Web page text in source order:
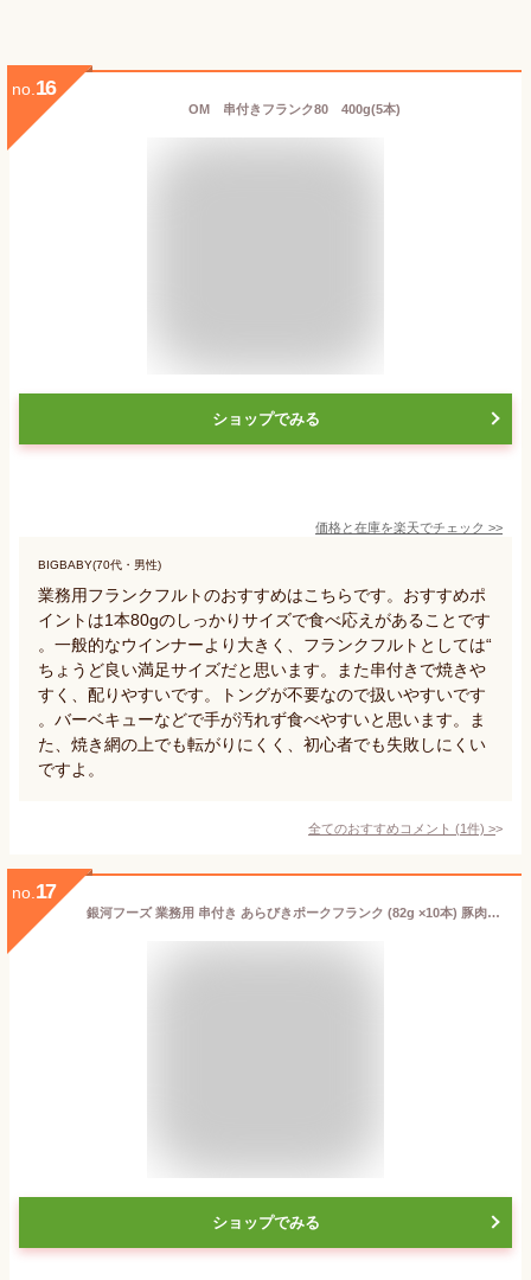
no. 16
OM 串付きフランク80 400g(5本)
ショップでみる
価格と在庫を楽天でチェック >>
BIGBABY(70代・男性)
業務用フランクフルトのおすすめはこちらです。おすすめポ
イントは1本80gのしっかりサイズで食べ応えがあることです
。一般的なウインナーより大きく、フランクフルトとしては“
ちょうど良い満足サイズだと思います。また串付きで焼きや
すく、配りやすいです。トングが不要なので扱いやすいです
。バーベキューなどで手が汚れず食べやすいと思います。ま
た、焼き網の上でも転がりにくく、初心者でも失敗しにくい
ですよ。
全てのおすすめコメント (1件) >
no. 17
銀河フーズ 業務用 串付き あらびきポークフランク (82g ×10本) 豚肉100% 1本82g 冷凍 ソーセージ
ショップでみる